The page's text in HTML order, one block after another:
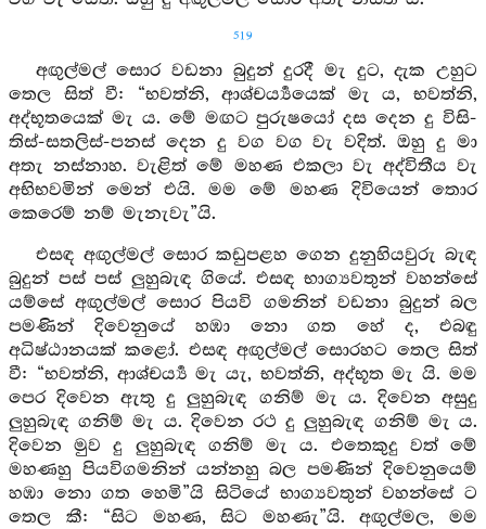
519
අඟුල්මල් සොර වඩනා බුදුන් දුරදී මැ දුට, දැක උහුට
තෙල සිත් වී: “භවත්නි, ආශ්චර්‍ය්‍යයෙක් මැ ය, භවත්නි,
අද්භූතයෙක් මැ ය. මේ මඟට පුරුෂයෝ දස දෙන දු විසි-
තිස්-සතලිස්-පනස් දෙන දු වග වග වැ වදිත්. ඔහු දු මා
අතැ නස්නාහ. වැළිත් මේ මහණ එකලා වැ අද්විතීය වැ
අභිභවමින් මෙන් එයි. මම මේ මහණ දිවියෙන් තොර
කෙරෙම් නම් මැනැවැ”යි.
එසඳ අඟුල්මල් සොර කඩුපළහ ගෙන දුනුහියවුරු බැඳ
බුදුන් පස් පස් ලුහුබැඳ ගියේ. එසඳ භාග්‍යවතුන් වහන්සේ
යම්සේ අඟුල්මල් සොර පියවි ගමනින් වඩනා බුදුන් බල
පමණින් දිවෙනුයේ හඹා නො ගත හේ ද, එබඳු
අධිෂ්ඨානයක් කළෝ. එසඳ අඟුල්මල් සොරහට තෙල සිත්
වී: “භවත්නි, ආශ්චර්‍ය්‍ය මැ යැ, භවත්නි, අද්භූත මැ යි. මම
පෙර දිවෙන ඇතු දු ලුහුබැඳ ගනිම් මැ ය. දිවෙන අසුදු
ලුහුබැඳ ගනිම් මැ ය. දිවෙන රථ දු ලුහුබැඳ ගනිම් මැ ය.
දිවෙන මුව දු ලුහුබැඳ ගනිම් මැ ය. එතෙකුදු වත් මේ
මහණහු පියවිගමනින් යන්නහු බල පමණින් දිවෙනුයෙම්
හඹා නො ගත හෙමි”යි සිටියේ භාග්‍යවතුන් වහන්සේ ට
තෙල කී: “සිට මහණ, සිට මහණැ”යි. අඟුල්මල, මම